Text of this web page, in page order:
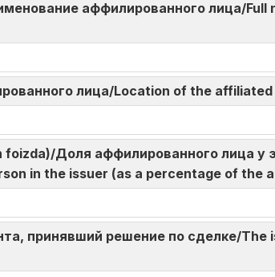
аффилированного лица/Full
лица/Location of the affiliated
Доля аффилированного лица у
in the issuer (as a percentage of the
принявший решение по сделке/